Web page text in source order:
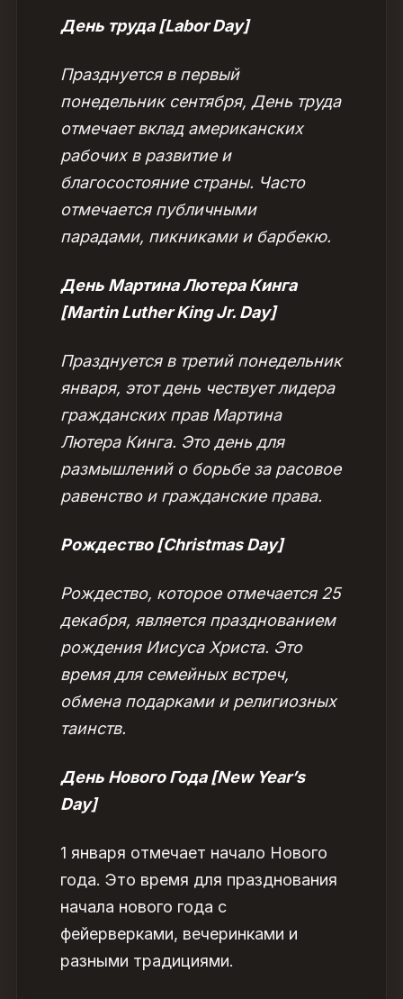
День труда [Labor Day]
Празднуется в первый
понедельник сентября, День труда
отмечает вклад американских
рабочих в развитие и
благосостояние страны. Часто
отмечается публичными
парадами, пикниками и барбекю.
День Мартина Лютера Кинга
[Martin Luther King Jr. Day]
Празднуется в третий понедельник
января, этот день чествует лидера
гражданских прав Мартина
Лютера Кинга. Это день для
размышлений о борьбе за расовое
равенство и гражданские права.
Рождество [Christmas Day]
Рождество, которое отмечается 25
декабря, является празднованием
рождения Иисуса Христа. Это
время для семейных встреч,
обмена подарками и религиозных
таинств.
День Нового Года [New Year’s
Day]
1 января отмечает начало Нового
года. Это время для празднования
начала нового года с
фейерверками, вечеринками и
разными традициями.